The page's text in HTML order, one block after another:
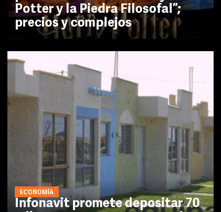
Potter y la Piedra Filosofal”;
precios y complejos
ECONOMÍA
Infonavit promete depositar 70